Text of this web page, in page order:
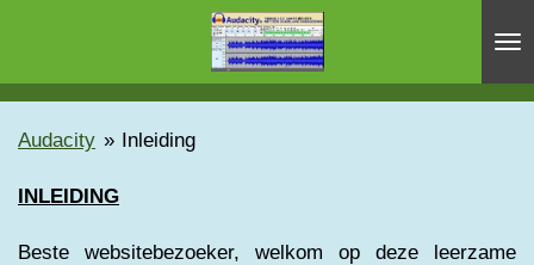
naar
de
Audacity » Inleiding
INLEIDING
Beste websitebezoeker, welkom op deze leerzame